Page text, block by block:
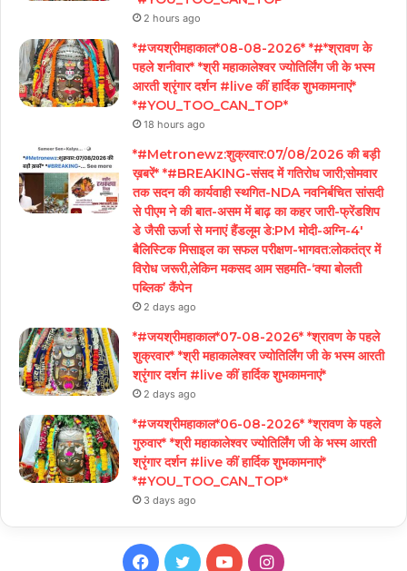
2 hours ago
*#जयश्रीमहाकाल*08-08-2026* *#*श्रावण के
पहले शनीवार* *श्री महाकालेश्वर ज्योतिर्लिंग जी के भस्म
आरती श्रृंगार दर्शन #live कीं हार्दिक शुभकामनाएं*
*#YOU_TOO_CAN_TOP*
18 hours ago
*#Metronewz:शुक्रवार:07/08/2026 की बड़ी
ख़बरें* *#BREAKING-संसद में गतिरोध जारी;सोमवार
तक सदन की कार्यवाही स्थगित-NDA नवनिर्बचित सांसदी
से पीएम ने की बात-असम में बाढ़ का कहर जारी-फ्रेंडशिप
डे जैसी ऊर्जा से मनाएं हैंडलूम डे:PM मोदी-अग्नि-4′
बैलिस्टिक मिसाइल का सफल परीक्षण-भागवत:लोकतंत्र में
विरोध जरूरी,लेकिन मकसद आम सहमति-‘क्या बोलती
पब्लिक’ कैंपेन
2 days ago
*#जयश्रीमहाकाल*07-08-2026* *श्रावण के पहले
शुक्रवार* *श्री महाकालेश्वर ज्योतिर्लिंग जी के भस्म आरती
श्रृंगार दर्शन #live कीं हार्दिक शुभकामनाएं*
2 days ago
*#जयश्रीमहाकाल*06-08-2026* *श्रावण के पहले
गुरुवार* *श्री महाकालेश्वर ज्योतिर्लिंग जी के भस्म आरती
श्रृंगार दर्शन #live कीं हार्दिक शुभकामनाएं*
*#YOU_TOO_CAN_TOP*
3 days ago
Facebook
TwitterYouTubeInstagram